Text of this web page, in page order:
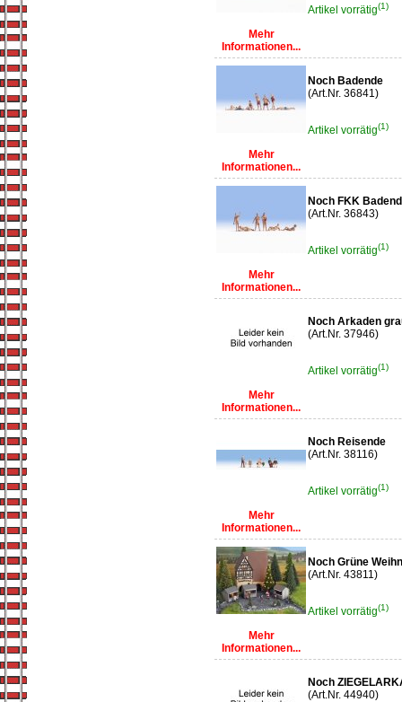
Mehr
Informationen...
Artikel vorrätig(1)
Mehr
Informationen...
Noch Badende
(Art.Nr. 36841)
Artikel vorrätig(1)
Mehr
Informationen...
Noch FKK
(Art.Nr. 36843)
Artikel vorrätig(1)
Mehr
Informationen...
Noch Arkaden
(Art.Nr. 37946)
Artikel vorrätig(1)
Mehr
Informationen...
Noch Reisende
(Art.Nr. 38116)
Artikel vorrätig(1)
Mehr
Informationen...
Noch Grüne
(Art.Nr. 43811)
Artikel vorrätig(1)
Noch
(Art.Nr. 44940)